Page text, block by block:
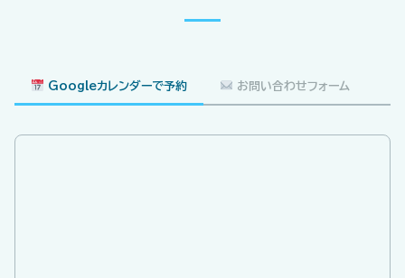
Googleカレンダーで予約 お問い合わせフォーム